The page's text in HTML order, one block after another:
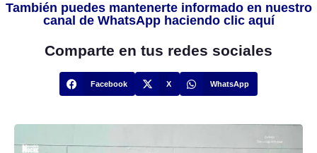
También puedes mantenerte informado en nuestro
canal de WhatsApp haciendo clic aquí
Comparte en tus redes sociales
Facebook X WhatsApp